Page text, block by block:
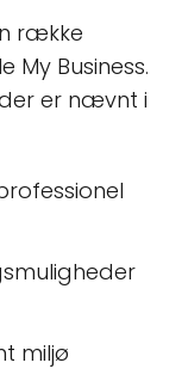
række
My Business.
er nævnt i
miljø